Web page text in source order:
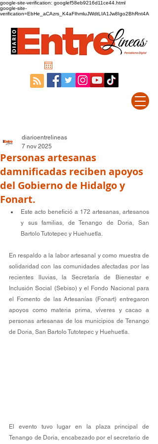
google-site-verification: googlef58eb9216d11ce44.html
google-site-
verification=EbHe_aCAzrs_K4aFIhmluJWdtLIA1Jw8Igo2BhRnt4A
Personas artesanas
damnificadas reciben apoyos
del Gobierno de Hidalgo y
Fonart.
diarioentrelineas
7 nov 2025
Este acto benefició a 172 artesanas, artesanos
y sus familias, de Tenango de Doria, San
Bartolo Tutotepec y Huehuetla.
En respaldo a la labor artesanal y como muestra de
solidaridad con las comunidades afectadas por las
recientes lluvias, la Secretaría de Bienestar e
Inclusión Social (Sebiso) y el Fondo Nacional para
el Fomento de las Artesanías (Fonart) entregaron
apoyos como materia prima, víveres y cacao a
personas artesanas de los municipios de Tenango
de Doria, San Bartolo Tutotepec y Huehuetla.
El evento tuvo lugar en la plaza principal de
Tenango de Doria, encabezado por el secretario de